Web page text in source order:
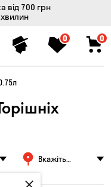
від 700 грн
0 0
Вкажіть